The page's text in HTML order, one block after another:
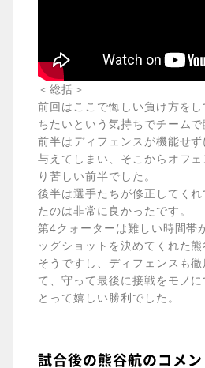
＜総括＞
前回はここで悔しい負け方を
ちたいという気持ちでチームで
前半はディフェンスが機能せ
与えてしまい、そこからオフ
り苦しい前半でした。
後半は選手たちが修正してく
たのは非常に良かったです。
第4クォーターは難しい時間帯
ッグショットを決めてくれた
そうですし、ディフェンスも
て、守って最後に接戦をモノ
とって嬉しい勝利でした。
試合後の熊谷航のコメン